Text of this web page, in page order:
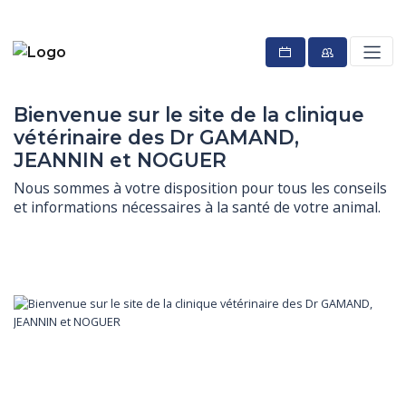
Bienvenue sur le site de la clinique
vétérinaire des Dr GAMAND,
JEANNIN et NOGUER
Nous sommes à votre disposition pour tous les conseils
et informations nécessaires à la santé de votre animal.